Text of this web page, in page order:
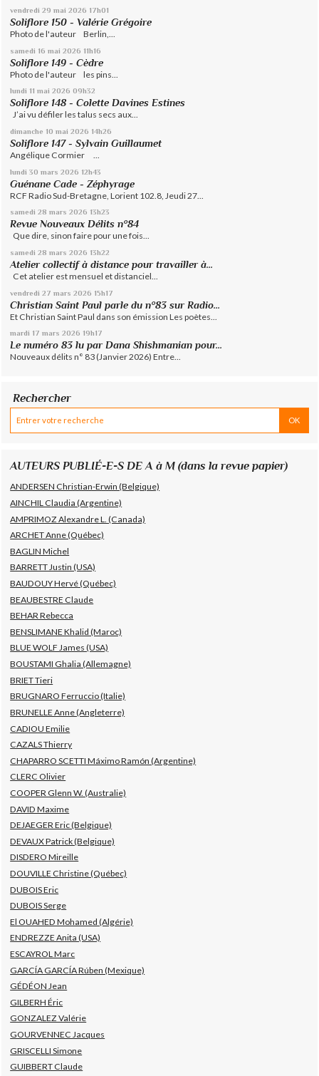
vendredi 29 mai 2026 17h01
Soliflore 150 - Valérie Grégoire
Photo de l'auteur Berlin,...
samedi 16 mai 2026 11h16
Soliflore 149 - Cèdre
Photo de l'auteur les pins...
lundi 11 mai 2026 09h32
Soliflore 148 - Colette Davines Estines
J’ai vu défiler les talus secs aux...
dimanche 10 mai 2026 14h26
Soliflore 147 - Sylvain Guillaumet
Angélique Cormier ...
lundi 30 mars 2026 12h43
Guénane Cade - Zéphyrage
RCF Radio Sud-Bretagne, Lorient 102.8, Jeudi 27...
samedi 28 mars 2026 13h23
Revue Nouveaux Délits n°84
Que dire, sinon faire pour une fois...
samedi 28 mars 2026 13h22
Atelier collectif à distance pour travailler à...
Cet atelier est mensuel et distanciel...
vendredi 27 mars 2026 15h17
Christian Saint Paul parle du n°83 sur Radio...
Et Christian Saint Paul dans son émission Les poètes...
mardi 17 mars 2026 19h17
Le numéro 83 lu par Dana Shishmanian pour...
Nouveaux délits n° 83 (Janvier 2026) Entre...
Rechercher
AUTEURS PUBLIÉ-E-S DE A à M (dans la revue papier)
ANDERSEN Christian-Erwin (Belgique)
AINCHIL Claudia (Argentine)
AMPRIMOZ Alexandre L. (Canada)
ARCHET Anne (Québec)
BAGLIN Michel
BARRETT Justin (USA)
BAUDOUY Hervé (Québec)
BEAUBESTRE Claude
BEHAR Rebecca
BENSLIMANE Khalid (Maroc)
BLUE WOLF James (USA)
BOUSTAMI Ghalia (Allemagne)
BRIET Tieri
BRUGNARO Ferruccio (Italie)
BRUNELLE Anne (Angleterre)
CADIOU Emilie
CAZALS Thierry
CHAPARRO SCETTI Máximo Ramón (Argentine)
CLERC Olivier
COOPER Glenn W. (Australie)
DAVID Maxime
DEJAEGER Eric (Belgique)
DEVAUX Patrick (Belgique)
DISDERO Mireille
DOUVILLE Christine (Québec)
DUBOIS Eric
DUBOIS Serge
El OUAHED Mohamed (Algérie)
ENDREZZE Anita (USA)
ESCAYROL Marc
GARCÍA GARCÍA Rúben (Mexique)
GÉDÉON Jean
GILBERH Éric
GONZALEZ Valérie
GOURVENNEC Jacques
GRISCELLI Simone
GUIBBERT Claude